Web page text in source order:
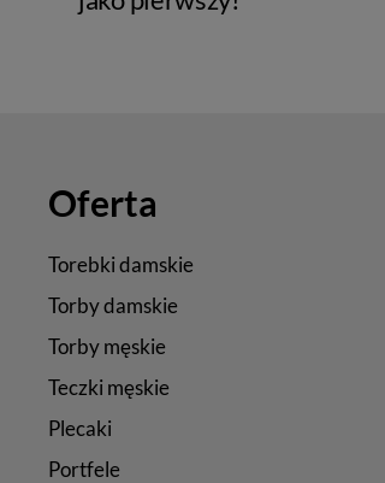
Oferta
Torebki damskie
Torby damskie
Torby męskie
Teczki męskie
Plecaki
Portfele